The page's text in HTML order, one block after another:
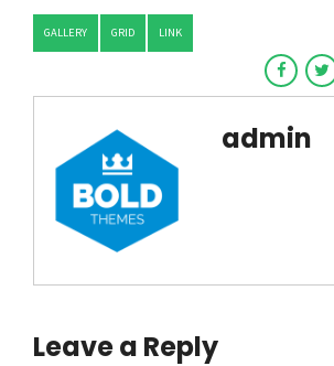
GALLERY GRID LINK
admin
Leave a Reply